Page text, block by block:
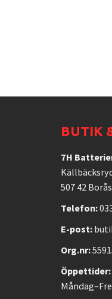
BUTIK
7H
507 42 Borås
Telefon:
E-post:
Org.nr:
Öppettider: